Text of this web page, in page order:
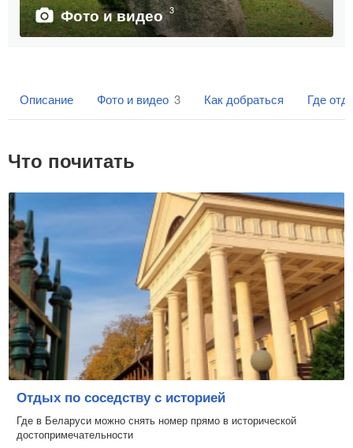
Фото и видео 3
Описание Фото и видео 3 Как добраться Где
Что почитать
Отдых по соседству с историей
Где в Беларуси можно снять номер прямо в исторической
достопримечательности